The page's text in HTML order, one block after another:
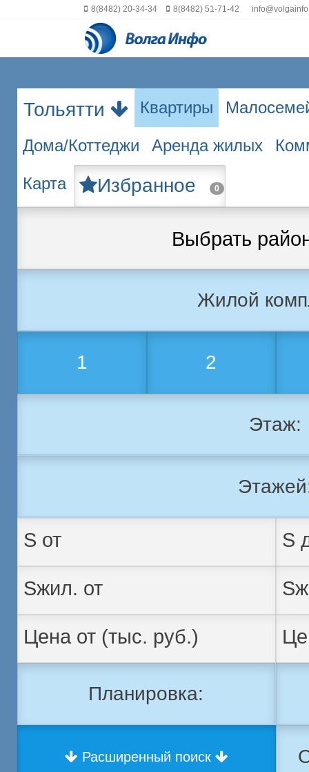
8(8482) 20-34-34 8(8482) 51-71-42
Тольятти Квартиры
Дома/Коттеджи Аренда жилых
Карта Избранное 0
Выбрать
Жилой
1 2
Этаж:
Планировка:
Расширенный поиск